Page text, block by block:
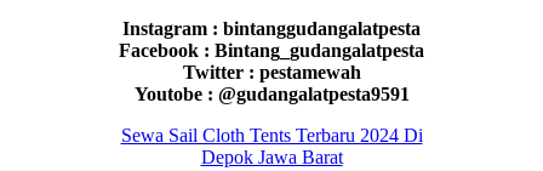
Instagram : bintanggudangalatpesta
Facebook : Bintang_gudangalatpesta
Twitter : pestamewah
Youtobe : @gudangalatpesta9591
Sewa Sail Cloth Tents Terbaru 2024 Di
Depok Jawa Barat